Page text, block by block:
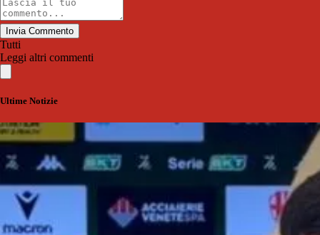
Invia Commento
Tutti
Leggi altri commenti
Ultime Notizie